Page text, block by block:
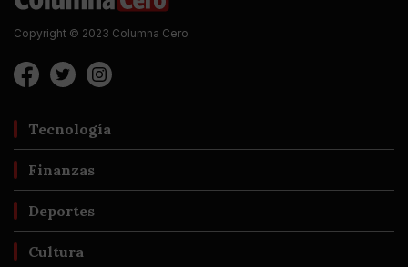
Copyright © 2023 Columna Cero
Tecnología
Finanzas
Deportes
Cultura